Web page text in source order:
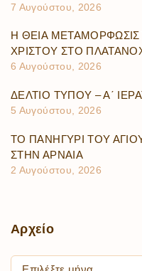
7 Αυγούστου, 2026
Η ΘΕΙΑ
ΧΡΙΣΤΟΥ ΣΤΟ
6 Αυγούστου, 2026
ΔΕΛΤΙΟ ΤΥΠΟΥ – Α΄
5 Αυγούστου, 2026
ΤΟ ΠΑΝΗΓΥΡΙ ΤΟΥ
ΣΤΗΝ ΑΡΝΑΙΑ
2 Αυγούστου, 2026
Αρχείο